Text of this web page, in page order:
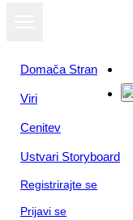
Domača Stran
Viri
Cenitev
Ustvari Storyboard
Registrirajte se
Prijavi se